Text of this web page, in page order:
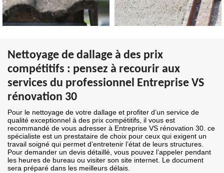
Nettoyage de dallage à des prix
compétitifs : pensez à recourir aux
services du professionnel Entreprise VS
rénovation 30
Pour le nettoyage de votre dallage et profiter d’un service de
qualité exceptionnel à des prix compétitifs, il vous est
recommandé de vous adresser à Entreprise VS rénovation 30. ce
spécialiste est un prestataire de choix pour ceux qui exigent un
travail soigné qui permet d’entretenir l’état de leurs structures.
Pour demander un devis détaillé, vous pouvez l’appeler pendant
les heures de bureau ou visiter son site internet. Le document
sera préparé dans les meilleurs délais.